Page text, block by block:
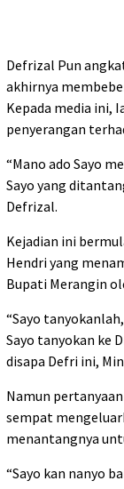
Defrizal Pun
akhirnya
Kepada media ini,
penyerangan
“Mano ado Sayo
Sayo yang
Defrizal.
Kejadian ini
Hendri yang
Bupati Merangin
“Sayo
Sayo tanyokan ke
disapa Defri ini,
Namun
sempat
menantangnya
“Sayo kan nanyo